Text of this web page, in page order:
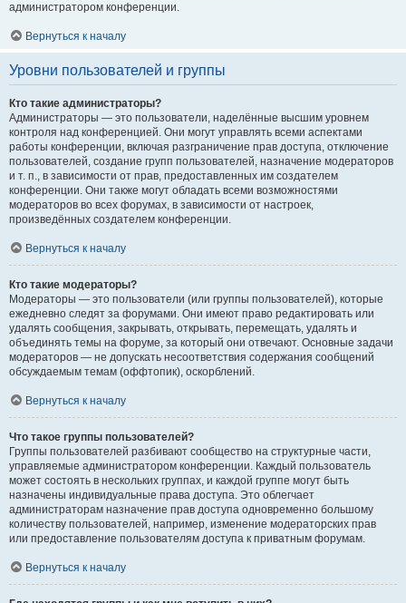
администратором конференции.
Вернуться к началу
Уровни пользователей и группы
Кто такие администраторы?
Администраторы — это пользователи, наделённые высшим уровнем
контроля над конференцией. Они могут управлять всеми аспектами
работы конференции, включая разграничение прав доступа, отключение
пользователей, создание групп пользователей, назначение модераторов
и т. п., в зависимости от прав, предоставленных им создателем
конференции. Они также могут обладать всеми возможностями
модераторов во всех форумах, в зависимости от настроек,
произведённых создателем конференции.
Вернуться к началу
Кто такие модераторы?
Модераторы — это пользователи (или группы пользователей), которые
ежедневно следят за форумами. Они имеют право редактировать или
удалять сообщения, закрывать, открывать, перемещать, удалять и
объединять темы на форуме, за который они отвечают. Основные задачи
модераторов — не допускать несоответствия содержания сообщений
обсуждаемым темам (оффтопик), оскорблений.
Вернуться к началу
Что такое группы пользователей?
Группы пользователей разбивают сообщество на структурные части,
управляемые администратором конференции. Каждый пользователь
может состоять в нескольких группах, и каждой группе могут быть
назначены индивидуальные права доступа. Это облегчает
администраторам назначение прав доступа одновременно большому
количеству пользователей, например, изменение модераторских прав
или предоставление пользователям доступа к приватным форумам.
Вернуться к началу